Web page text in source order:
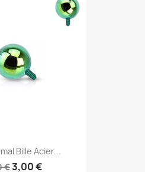
Bille Acier...
€3,00 €